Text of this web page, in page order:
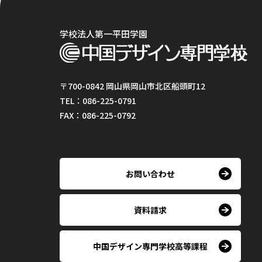
学校法人第一平田学園
〒700-0842 岡山県岡山市北区船頭町12
TEL：086-225-0791
FAX：086-225-0792
お問い合わせ
資料請求
中国デザイン専門学校高等課程